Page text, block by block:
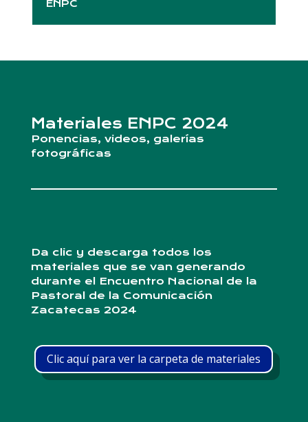
ENPC
Materiales ENPC 2024
Ponencias, videos, galerías
fotográficas
Da clic y descarga todos los
materiales que se van generando
durante el Encuentro Nacional de la
Pastoral de la Comunicación
Zacatecas 2024
Clic aquí para ver la carpeta de materiales